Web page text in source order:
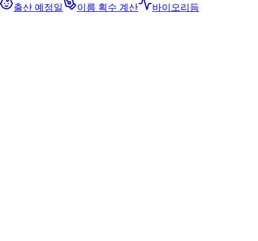
출산 예정일 이름 획수 계산
바이오리듬